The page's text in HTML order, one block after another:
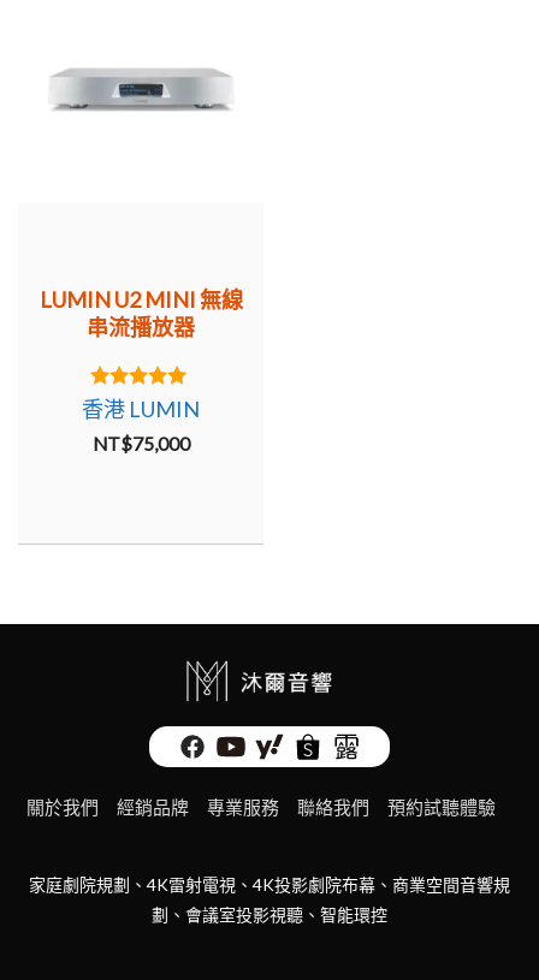
LUMIN U2 MINI 無線
串流播放器
5.00
out of 5
香港 LUMIN
NT$75,000
關於我們 經銷品牌 專業服務 聯絡我們 預約試聽體驗
家庭劇院規劃、4K雷射電視、4K投影劇院布幕、商業空間音響規
劃、會議室投影視聽、智能環控